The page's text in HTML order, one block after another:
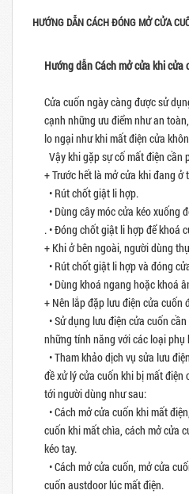
HƯỚNG DẪN CÁCH ĐÓNG MỞ CỬA
Hướng dẫn Cách mở cửa khi cửa
Cửa cuốn ngày càng được sử
cạnh những ưu điểm như an
lo ngại như khi mất điện cửa
Vậy khi gặp sự cố mất điện cần
+ Trước hết là mở cửa khi đang ở
• Rút chốt giật li hợp.
• Dùng cây móc cửa kéo xuống
. • Đóng chốt giật li hợp để khoá
+ Khi ở bên ngoài, người dùng
• Rút chốt giật li hợp và đóng
• Dùng khoá ngang hoặc khoá
+ Nên lắp đặp lưu điện cửa cuốn
• Sử dụng lưu điện cửa cuốn
những tính năng với các loại
• Tham khảo dịch vụ sửa lưu
đề xử lý cửa cuốn khi bị mất
tới người dùng như sau:
• Cách mở cửa cuốn khi mất
cuốn khi mất chìa, cách mở cửa
kéo tay.
• Cách mở cửa cuốn, mở cửa
cuốn austdoor lúc mất điện.